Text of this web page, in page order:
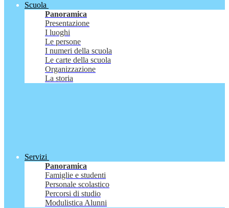
Scuola
Panoramica
Presentazione
I luoghi
Le persone
I numeri della scuola
Le carte della scuola
Organizzazione
La storia
Servizi
Panoramica
Famiglie e studenti
Personale scolastico
Percorsi di studio
Modulistica Alunni